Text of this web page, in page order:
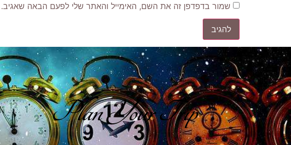
שמור בדפדפן זה את השם, האימייל והאתר שלי לפעם הבאה שאגיב.
Plan Your Trip